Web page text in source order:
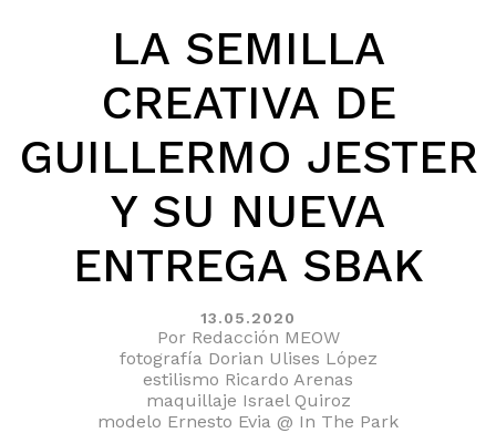
LA SEMILLA
CREATIVA DE
GUILLERMO JESTER
Y SU NUEVA
ENTREGA SBAK
13.05.2020
Por Redacción MEOW
fotografía Dorian Ulises López
estilismo Ricardo Arenas
maquillaje Israel Quiroz
modelo Ernesto Evia @ In The Park